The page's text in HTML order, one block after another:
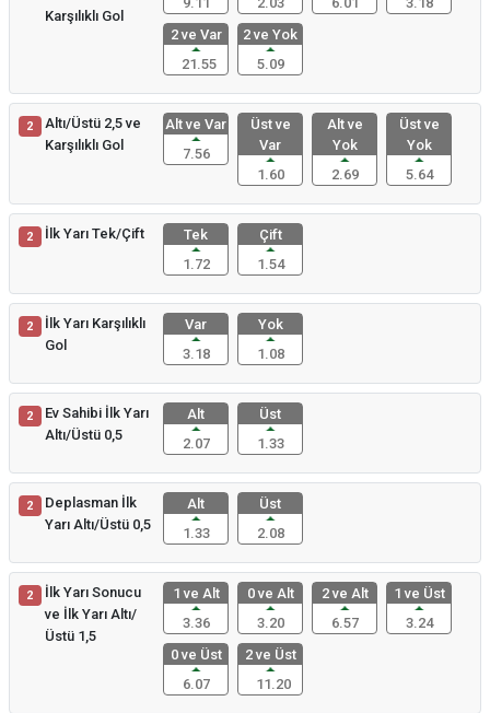
Karşılıklı Gol
2 ve Var
21.55
2 ve Yok
5.09
2
Altı/Üstü 2,5 ve
Karşılıklı Gol
Alt ve Var
7.56
Üst ve
Var
1.60
Alt ve
Yok
2.69
Üst ve
Yok
5.64
2 İlk Yarı Tek/Çift
Tek
1.72
Çift
1.54
2
İlk Yarı Karşılıklı
Gol
Var
3.18
Yok
1.08
2
Ev Sahibi İlk Yarı
Altı/Üstü 0,5
Alt
2.07
Üst
1.33
2
Deplasman İlk
Yarı Altı/Üstü 0,5
Alt
1.33
Üst
2.08
2
İlk Yarı Sonucu
ve İlk Yarı Altı/
Üstü 1,5
1 ve Alt
3.36
0 ve Alt
3.20
2 ve Alt
6.57
1 ve Üst
3.24
0 ve Üst
6.07
2 ve Üst
11.20